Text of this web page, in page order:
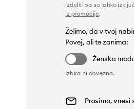
izdelki pa so lahko
iz promocije.
Želimo, da v tvoj
Povej, ali te zanima:
Ženska
Izbira ni obvezna.